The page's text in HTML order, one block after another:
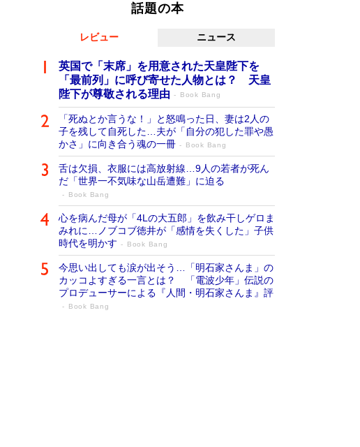
話題の本
レビュー ニュース
英国で「末席」を用意された天皇陛下を
「最前列」に呼び寄せた人物とは？ 天皇
陛下が尊敬される理由
Book Bang
「死ぬとか言うな！」と怒鳴った日、妻は2人の
子を残して自死した…夫が「自分の犯した罪や愚
かさ」に向き合う魂の一冊
Book Bang
舌は欠損、衣服には高放射線…9人の若者が死ん
だ「世界一不気味な山岳遭難」に迫る
Book Bang
心を病んだ母が「4Lの大五郎」を飲み干しゲロま
みれに…ノブコブ徳井が「感情を失くした」子供
時代を明かす
Book Bang
今思い出しても涙が出そう…「明石家さんま」の
カッコよすぎる一言とは？ 「電波少年」伝説の
プロデューサーによる『人間・明石家さんま』評
Book Bang